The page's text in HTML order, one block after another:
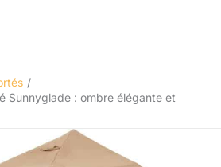
Sunnyglade : ombre élégante et